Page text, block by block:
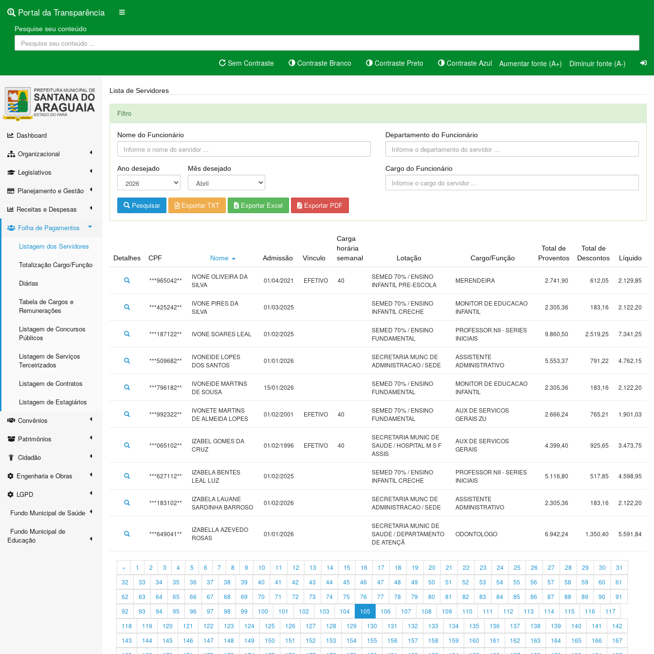
Portal da Transparência
Pesquise seu conteúdo
Sem Contraste Contraste Branco Contraste Preto Contraste Azul Aumentar fonte (A+) Diminuir fonte (A-)
Dashboard
Organizacional
Legislativos
Planejamento e Gestão
Receitas e Despesas
Folha de Pagamentos
Listagem dos Servidores
Totalização Cargo/Função
Diárias
Tabela de Cargos e
Remunerações
Listagem de Concursos
Públicos
Listagem de Serviços
Terceirizados
Listagem de Contratos
Listagem de Estagiários
Convênios
Patrimônios
Cidadão
Engenharia e Obras
LGPD
Fundo Municipal de Saúde
Fundo Municipal de
Educação
Lista de Servidores
Filtro
Nome do Funcionário
Ano desejado Mês desejado
Departamento do Funcionário
Cargo do Funcionário
Pesquisar Exportar TXT Exportar Excel Exportar PDF
Detalhes CPF Nome Admissão Vínculo
Carga
horária
semanal
Lotação Cargo/Função
Total de
Proventos
Total de
Descontos
Líquido
***965042**
IVONE OLIVEIRA DA
SILVA
01/04/2021 EFETIVO 40
SEMED 70% / ENSINO
INFANTIL PRE-ESCOLA
MERENDEIRA 2.741,90 612,05 2.129,85
***425242**
IVONE PIRES DA
SILVA
01/03/2025
SEMED 70% / ENSINO
INFANTIL CRECHE
MONITOR DE EDUCACAO
INFANTIL
2.305,36 183,16 2.122,20
***187122** IVONE SOARES LEAL 01/02/2025
SEMED 70% / ENSINO
FUNDAMENTAL
PROFESSOR NII - SERIES
INICIAIS
9.860,50 2.519,25 7.341,25
***509682**
IVONEIDE LOPES
DOS SANTOS
01/01/2026
SECRETARIA MUNC DE
ADMINISTRACAO / SEDE
ASSISTENTE
ADMINISTRATIVO
5.553,37 791,22 4.762,15
***796182**
IVONEIDE MARTINS
DE SOUSA
15/01/2026
SEMED 70% / ENSINO
FUNDAMENTAL
MONITOR DE EDUCACAO
INFANTIL
2.305,36 183,16 2.122,20
***992322**
IVONETE MARTINS
DE ALMEIDA LOPES
01/02/2001 EFETIVO 40
SEMED 70% / ENSINO
FUNDAMENTAL
AUX DE SERVICOS
GERAIS ZU
2.666,24 765,21 1.901,03
***065102**
IZABEL GOMES DA
CRUZ
01/02/1996 EFETIVO 40
SECRETARIA MUNIC DE
SAUDE / HOSPITAL M S F
ASSIS
AUX DE SERVICOS
GERAIS
4.399,40 925,65 3.473,75
***627112**
IZABELA BENTES
LEAL LUZ
01/02/2025
SEMED 70% / ENSINO
INFANTIL CRECHE
PROFESSOR NII - SERIES
INICIAIS
5.116,80 517,85 4.598,95
***183102**
IZABELA LAUANE
SARDINHA BARROSO
01/02/2026
SECRETARIA MUNC DE
ADMINISTRACAO / SEDE
ASSISTENTE
ADMINISTRATIVO
2.305,36 183,16 2.122,20
***649041**
IZABELLA AZEVEDO
ROSAS
01/01/2026
SECRETARIA MUNIC DE
SAUDE / DEPARTAMENTO
DE ATENÇÃ
ODONTOLOGO 6.942,24 1.350,40 5.591,84
« 1 2 3 4 5 6 7 8 9 10 11 12 13 14 15 16 17 18 19 20 21 22 23 24 25 26 27 28 29 30
31
32
33 34 35 36 37 38 39 40 41 42 43 44 45 46 47 48 49 50 51 52 53 54 55 56 57 58 59 60
61
62
63 64 65 66 67 68 69 70 71 72 73 74 75 76 77 78 79 80 81 82 83 84 85 86 87 88 89 90
91
92
93 94 95 96 97 98 99 100 101 102 103 104 105 106 107 108 109 110 111 112 113 114 115 116
117
118
119 120 121 122 123 124 125 126 127 128 129 130 131 132 133 134 135 136 137 138 139 140 141
142
143
144 145 146 147 148 149 150 151 152 153 154 155 156 157 158 159 160 161 162 163 164 165 166
167